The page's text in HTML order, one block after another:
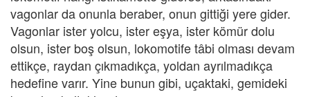
vagonlar da onunla beraber, onun gittiği yere gider.
Vagonlar ister yolcu, ister eşya, ister kömür dolu
olsun, ister boş olsun, lokomotife tâbi olması devam
ettikçe, raydan çıkmadıkça, yoldan ayrılmadıkça
hedefine varır. Yine bunun gibi, uçaktaki, gemideki